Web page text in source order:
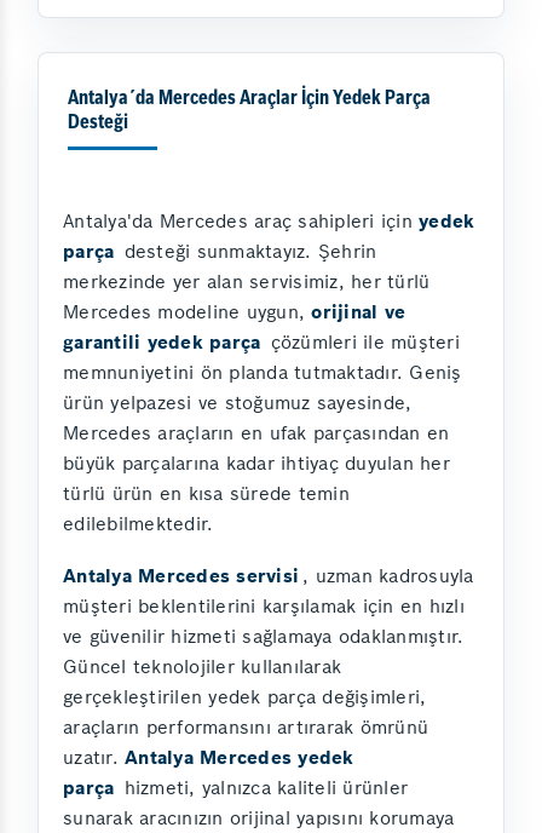
Antalya´da Mercedes Araçlar İçin Yedek Parça
Desteği
Antalya'da Mercedes araç sahipleri için yedek
parça desteği sunmaktayız. Şehrin
merkezinde yer alan servisimiz, her türlü
Mercedes modeline uygun,orijinal ve
garantili yedek parça çözümleri ile müşteri
memnuniyetini ön planda tutmaktadır. Geniş
ürün yelpazesi ve stoğumuz sayesinde,
Mercedes araçların en ufak parçasından en
büyük parçalarına kadar ihtiyaç duyulan her
türlü ürün en kısa sürede temin
edilebilmektedir.
Antalya Mercedes servisi , uzman kadrosuyla
müşteri beklentilerini karşılamak için en hızlı
ve güvenilir hizmeti sağlamaya odaklanmıştır.
Güncel teknolojiler kullanılarak
gerçekleştirilen yedek parça değişimleri,
araçların performansını artırarak ömrünü
uzatır. Antalya Mercedes yedek
parça hizmeti, yalnızca kaliteli ürünler
sunarak aracınızın orijinal yapısını korumaya